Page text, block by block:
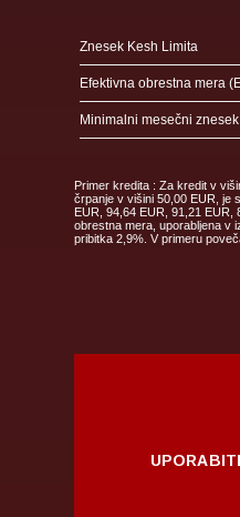
Znesek Kesh Limita
Efektivna obrestna mera
Minimalni mesečni
Primer kredita : Za kredit v
črpanje v višini 50,00 EUR, je
EUR, 94,64 EUR, 91,21
obrestna mera, uporabljena v
pribitka 2,9%. V primeru